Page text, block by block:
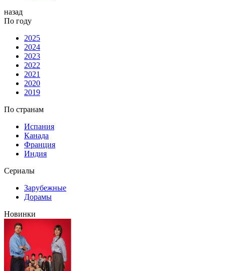
назад
По году
2025
2024
2023
2022
2021
2020
2019
По странам
Испания
Канада
Франция
Индия
Сериалы
Зарубежные
Дорамы
Новинки